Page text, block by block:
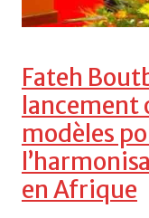
Fateh
lancement
modèles
en Afrique